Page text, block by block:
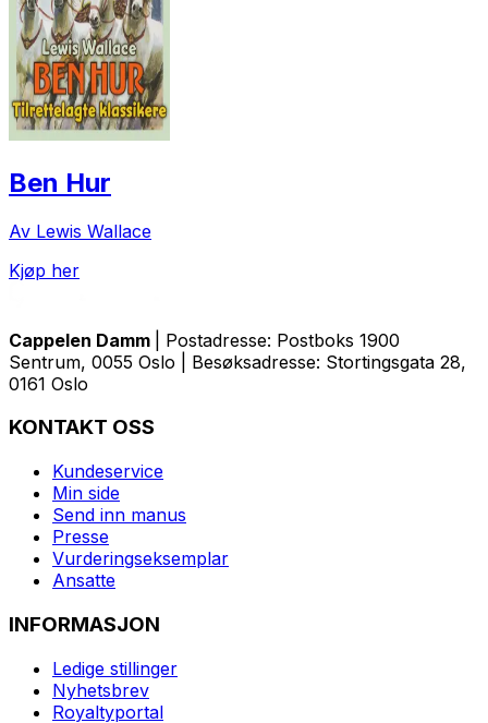
Ben Hur
Av Lewis Wallace
Kjøp her
Cappelen Damm
| Postadresse: Postboks 1900
Sentrum, 0055 Oslo | Besøksadresse: Stortingsgata 28,
0161 Oslo
KONTAKT OSS
Kundeservice
Min side
Send inn manus
Presse
Vurderingseksemplar
Ansatte
INFORMASJON
Ledige stillinger
Nyhetsbrev
Royaltyportal